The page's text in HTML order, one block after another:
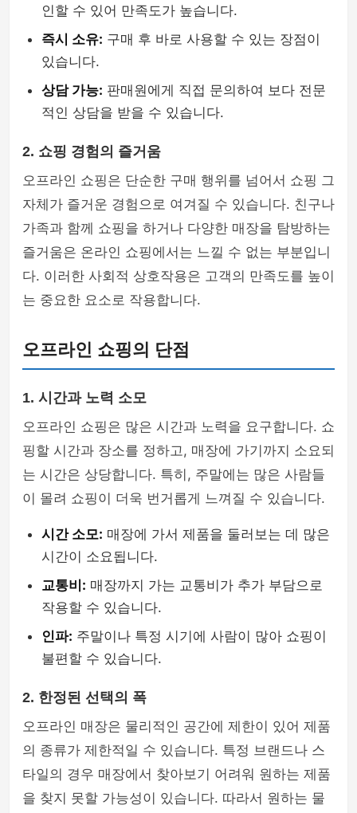
인할 수 있어 만족도가 높습니다.
즉시 소유: 구매 후 바로 사용할 수 있는 장점이
있습니다.
상담 가능: 판매원에게 직접 문의하여 보다 전문
적인 상담을 받을 수 있습니다.
2. 쇼핑 경험의 즐거움
오프라인 쇼핑은 단순한 구매 행위를 넘어서 쇼핑 그
자체가 즐거운 경험으로 여겨질 수 있습니다. 친구나
가족과 함께 쇼핑을 하거나 다양한 매장을 탐방하는
즐거움은 온라인 쇼핑에서는 느낄 수 없는 부분입니
다. 이러한 사회적 상호작용은 고객의 만족도를 높이
는 중요한 요소로 작용합니다.
오프라인 쇼핑의 단점
1. 시간과 노력 소모
오프라인 쇼핑은 많은 시간과 노력을 요구합니다. 쇼
핑할 시간과 장소를 정하고, 매장에 가기까지 소요되
는 시간은 상당합니다. 특히, 주말에는 많은 사람들
이 몰려 쇼핑이 더욱 번거롭게 느껴질 수 있습니다.
시간 소모: 매장에 가서 제품을 둘러보는 데 많은
시간이 소요됩니다.
교통비: 매장까지 가는 교통비가 추가 부담으로
작용할 수 있습니다.
인파: 주말이나 특정 시기에 사람이 많아 쇼핑이
불편할 수 있습니다.
2. 한정된 선택의 폭
오프라인 매장은 물리적인 공간에 제한이 있어 제품
의 종류가 제한적일 수 있습니다. 특정 브랜드나 스
타일의 경우 매장에서 찾아보기 어려워 원하는 제품
을 찾지 못할 가능성이 있습니다. 따라서 원하는 물